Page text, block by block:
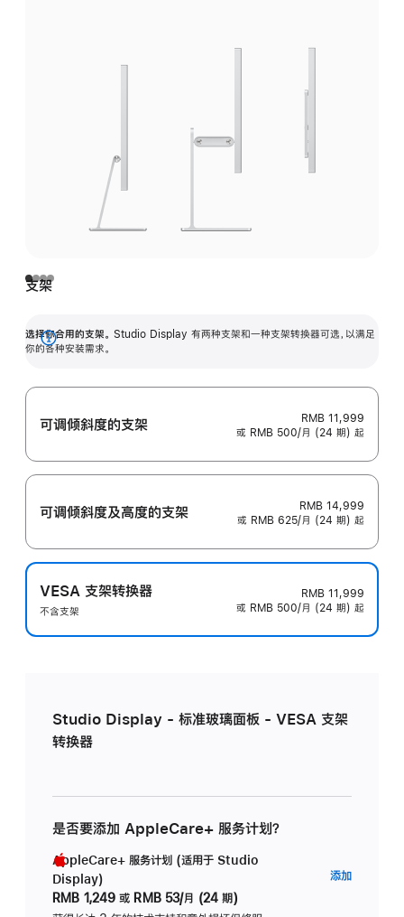
支架
选择你合用的支架。 Studio Display 有两种支架和一种支架转换器可选，以满足
你的各种安装需求。
展
可调倾斜度的支架
RMB 11,999
或 RMB 500/月 (24 期) 起
可调倾斜度及高‍度的支‍架
RMB 14,999
或 RMB 625/月 (24 期) 起
VESA 支架转换器
不含支架
RMB 11,999
或 RMB 500/月 (24 期) 起
Studio Display - 标准玻璃面板 - VESA 支架
转换器
是否要添加 AppleCare+ 服务计划？
AppleCare+ 服务计划 (适用于 Studio
Display)
RMB 1,249 或 RMB 53/月 (24 期)
添加